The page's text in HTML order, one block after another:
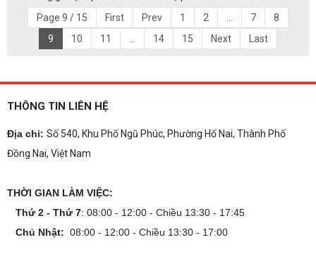
Page 9 / 15
First Prev 1 2 7
8
9
10 11 14 15 Next Last
THÔNG TIN LIÊN HỆ
Địa chỉ: Số 540, Khu Phố Ngũ Phúc, Phường Hố Nai, Thành Phố
Đồng Nai, Việt Nam
THỜI GIAN LÀM VIỆC:
Thứ 2 - Thứ 7: 08:00 - 12:00 - Chiều 13:30 - 17:45
Chủ Nhật: 08:00 - 12:00 - Chiều 13:30 - 17:00